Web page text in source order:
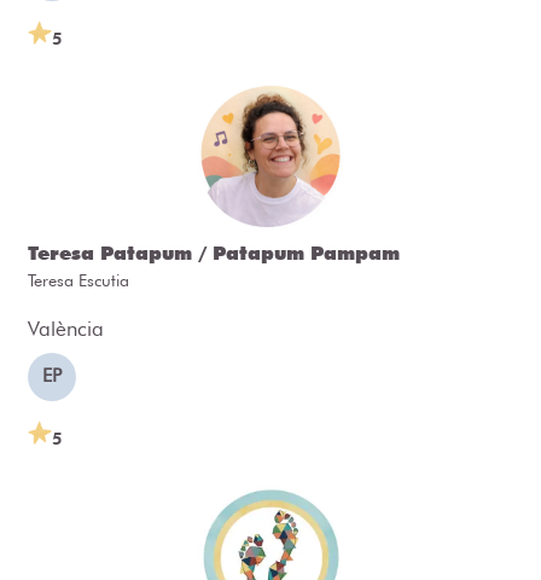
5
Teresa Patapum / Patapum Pampam
Teresa Escutia
València
EP
5